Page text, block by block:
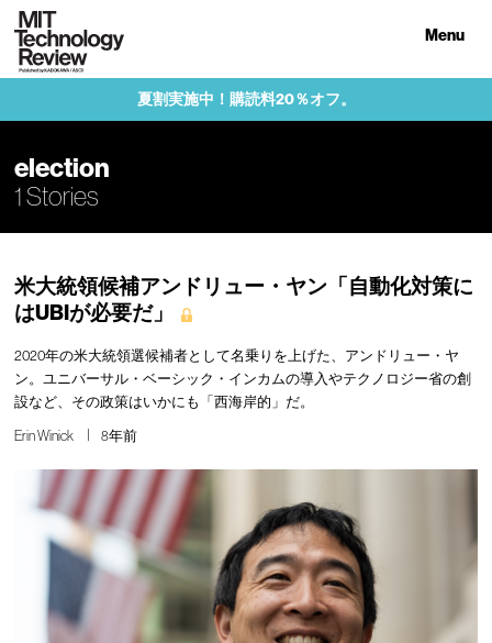
Menu
夏割実施中！購読料20％オフ。
election
1 Stories
米大統領候補アンドリュー・ヤン「自動化対策に
はUBIが必要だ」
2020年の米大統領選候補者として名乗りを上げた、アンドリュー・ヤ
ン。ユニバーサル・ベーシック・インカムの導入やテクノロジー省の創
設など、その政策はいかにも「西海岸的」だ。
Erin Winick 8年前